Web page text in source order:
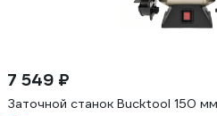
7 549 ₽
Заточной станок Bucktool 150